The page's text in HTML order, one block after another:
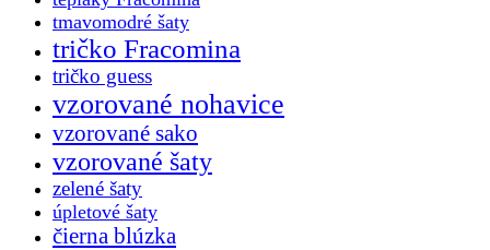
tmavomodré šaty
tričko Fracomina
tričko guess
vzorované nohavice
vzorované sako
vzorované šaty
zelené šaty
úpletové šaty
čierna blúzka